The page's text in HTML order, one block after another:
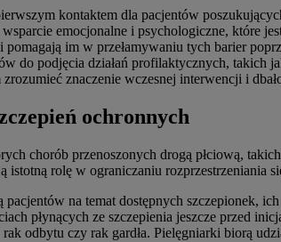
kontaktem dla pacjentów
emocjonalne i psychologiczne, które
im w przełamywaniu tych barier
do podjęcia działań profilaktycznych, takich
znaczenie wczesnej interwencji i
ochronnych
chorób przenoszonych drogą płciową,
istotną rolę w ograniczaniu rozprzestrzeniania
na temat dostępnych szczepionek,
płynących ze szczepienia jeszcze przed
odbytu czy rak gardła. Pielęgniarki biorą